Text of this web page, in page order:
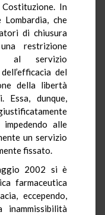
In
che
di chiusura
restrizione
al servizio
del
della libertà
Essa, dunque,
alle
un servizio
fissato.
2002 si è
farmaceutica
eccependo,
inammissibilità